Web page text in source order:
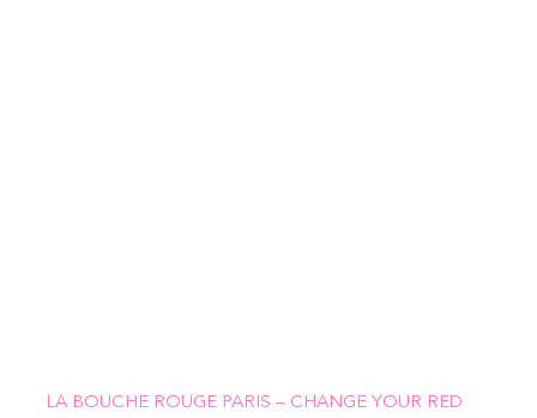
LA BOUCHE ROUGE PARIS – CHANGE YOUR RED